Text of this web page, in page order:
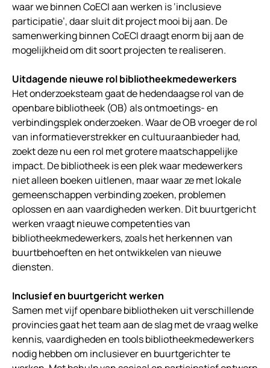
waar we binnen CoECI aan werken is ‘inclusieve
participatie’, daar sluit dit project mooi bij aan. De
samenwerking binnen CoECI draagt enorm bij aan de
mogelijkheid om dit soort projecten te realiseren.
Uitdagende nieuwe rol bibliotheekmedewerkers
Het onderzoeksteam gaat de hedendaagse rol van de
openbare bibliotheek (OB) als ontmoetings- en
verbindingsplek onderzoeken. Waar de OB vroeger de rol
van informatieverstrekker en cultuuraanbieder had,
zoekt deze nu een rol met grotere maatschappelijke
impact. De bibliotheek is een plek waar medewerkers
niet alleen boeken uitlenen, maar waar ze met lokale
gemeenschappen verbinding zoeken, problemen
oplossen en aan vaardigheden werken. Dit buurtgericht
werken vraagt nieuwe competenties van
bibliotheekmedewerkers, zoals het herkennen van
buurtbehoeften en het ontwikkelen van nieuwe
diensten.
Inclusief en buurtgericht werken
Samen met vijf openbare bibliotheken uit verschillende
provincies gaat het team aan de slag met de vraag welke
kennis, vaardigheden en tools bibliotheekmedewerkers
nodig hebben om inclusiever en buurtgerichter te